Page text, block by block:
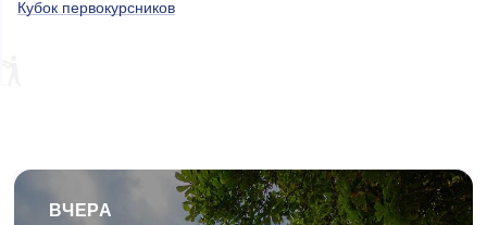
Кубок первокурсников
ВЧЕРА